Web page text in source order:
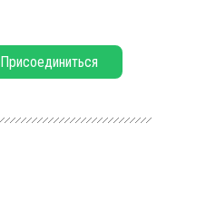
Присоединиться